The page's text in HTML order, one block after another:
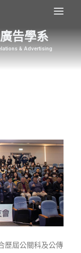
告學系
歷屆公關科及公傳